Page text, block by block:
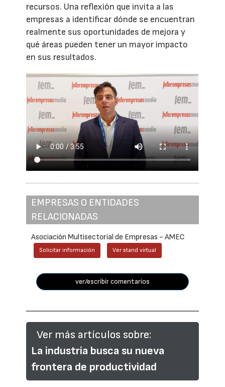
recursos. Una reflexión que invita a las
empresas a identificar dónde se encuentran
realmente sus oportunidades de mejora y
qué áreas pueden tener un mayor impacto
en sus resultados.
EMPRESAS O ENTIDADES
RELACIONADAS
Asociación Multisectorial de Empresas - AMEC
Solicitar información Ver stand virtual
ver/escribir comentarios
Ver más artículos sobre:
La industria busca su nueva
frontera de productividad